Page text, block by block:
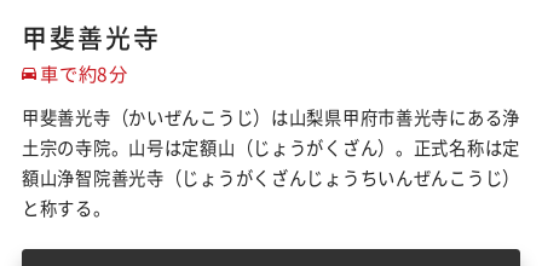
甲斐善光寺
車で約8分
甲斐善光寺（かいぜんこうじ）は山梨県甲府市善光寺にある浄
土宗の寺院。山号は定額山（じょうがくざん）。正式名称は定
額山浄智院善光寺（じょうがくざんじょうちいんぜんこうじ）
と称する。